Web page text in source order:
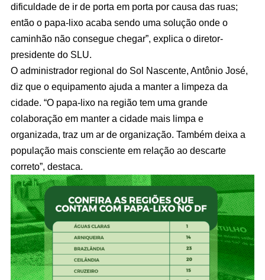
dificuldade de ir de porta em porta por causa das ruas;
então o papa-lixo acaba sendo uma solução onde o
caminhão não consegue chegar”, explica o diretor-
presidente do SLU.
O administrador regional do Sol Nascente, Antônio José,
diz que o equipamento ajuda a manter a limpeza da
cidade. “O papa-lixo na região tem uma grande
colaboração em manter a cidade mais limpa e
organizada, traz um ar de organização. Também deixa a
população mais consciente em relação ao descarte
correto”, destaca.